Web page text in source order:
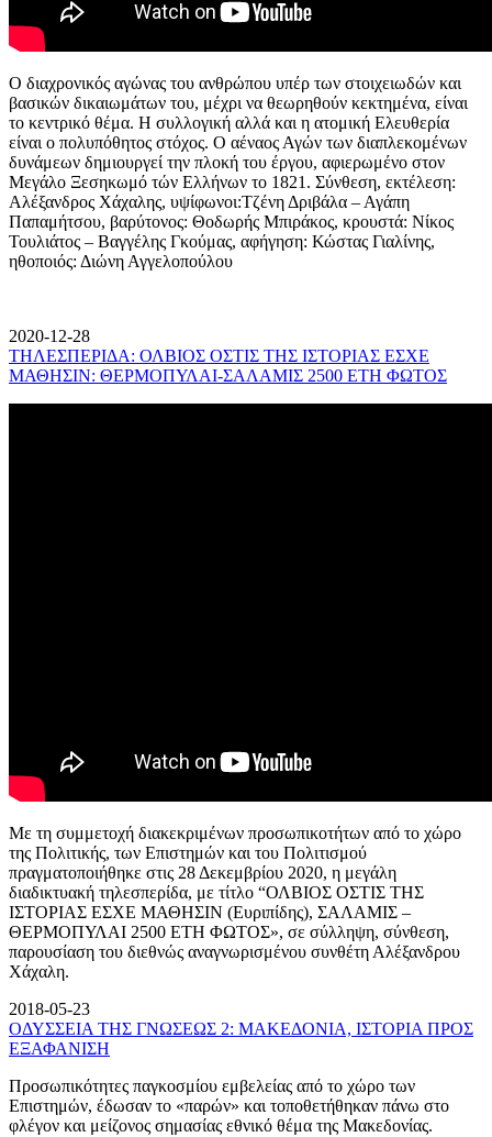
Ο διαχρονικός αγώνας του ανθρώπου υπέρ των στοιχειωδών και
βασικών δικαιωμάτων του, μέχρι να θεωρηθούν κεκτημένα, είναι
το κεντρικό θέμα. Η συλλογική αλλά και η ατομική Ελευθερία
είναι ο πολυπόθητος στόχος. Ο αέναος Αγών των διαπλεκομένων
δυνάμεων δημιουργεί την πλοκή του έργου, αφιερωμένο στον
Μεγάλο Ξεσηκωμό τών Ελλήνων το 1821. Σύνθεση, εκτέλεση:
Αλέξανδρος Χάχαλης, υψίφωνοι:Τζένη Δριβάλα – Αγάπη
Παπαμήτσου, βαρύτονος: Θοδωρής Μπιράκος, κρουστά: Νίκος
Τουλιάτος – Βαγγέλης Γκούμας, αφήγηση: Κώστας Γιαλίνης,
ηθοποιός: Διώνη Αγγελοπούλου
2020-12-28
ΤΗΛΕΣΠΕΡΙΔΑ: ΟΛΒΙΟΣ ΟΣΤΙΣ ΤΗΣ ΙΣΤΟΡΙΑΣ ΕΣΧΕ
ΜΑΘΗΣΙΝ: ΘΕΡΜΟΠΥΛΑΙ-ΣΑΛΑΜΙΣ 2500 ΕΤΗ ΦΩΤΟΣ
Με τη συμμετοχή διακεκριμένων προσωπικοτήτων από το χώρο
της Πολιτικής, των Επιστημών και του Πολιτισμού
πραγματοποιήθηκε στις 28 Δεκεμβρίου 2020, η μεγάλη
διαδικτυακή τηλεσπερίδα, με τίτλο “ΟΛΒΙΟΣ ΟΣΤΙΣ ΤΗΣ
ΙΣΤΟΡΙΑΣ ΕΣΧΕ ΜΑΘΗΣΙΝ (Ευριπίδης), ΣΑΛΑΜΙΣ –
ΘΕΡΜΟΠΥΛΑΙ 2500 ΕΤΗ ΦΩΤΟΣ», σε σύλληψη, σύνθεση,
παρουσίαση του διεθνώς αναγνωρισμένου συνθέτη Αλέξανδρου
Χάχαλη.
2018-05-23
ΟΔΥΣΣΕΙΑ ΤΗΣ ΓΝΩΣΕΩΣ 2: ΜΑΚΕΔΟΝΙΑ, ΙΣΤΟΡΙΑ ΠΡΟΣ
ΕΞΑΦΑΝΙΣΗ
Προσωπικότητες παγκοσμίου εμβελείας από το χώρο των
Επιστημών, έδωσαν το «παρών» και τοποθετήθηκαν πάνω στο
φλέγον και μείζονος σημασίας εθνικό θέμα της Μακεδονίας.